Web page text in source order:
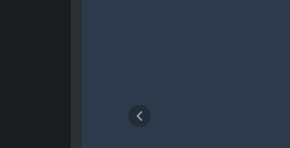
Anterior